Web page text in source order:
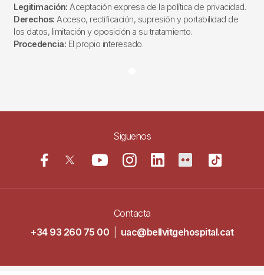
Legitimación: Aceptación expresa de la política de privacidad.
Derechos: Acceso, rectificación, supresión y portabilidad de
los datos, limitación y oposición a su tratamiento.
Procedencia: El propio interesado.
Siguenos
Contacta
+34 93 260 75 00
uac@bellvitgehospital.cat